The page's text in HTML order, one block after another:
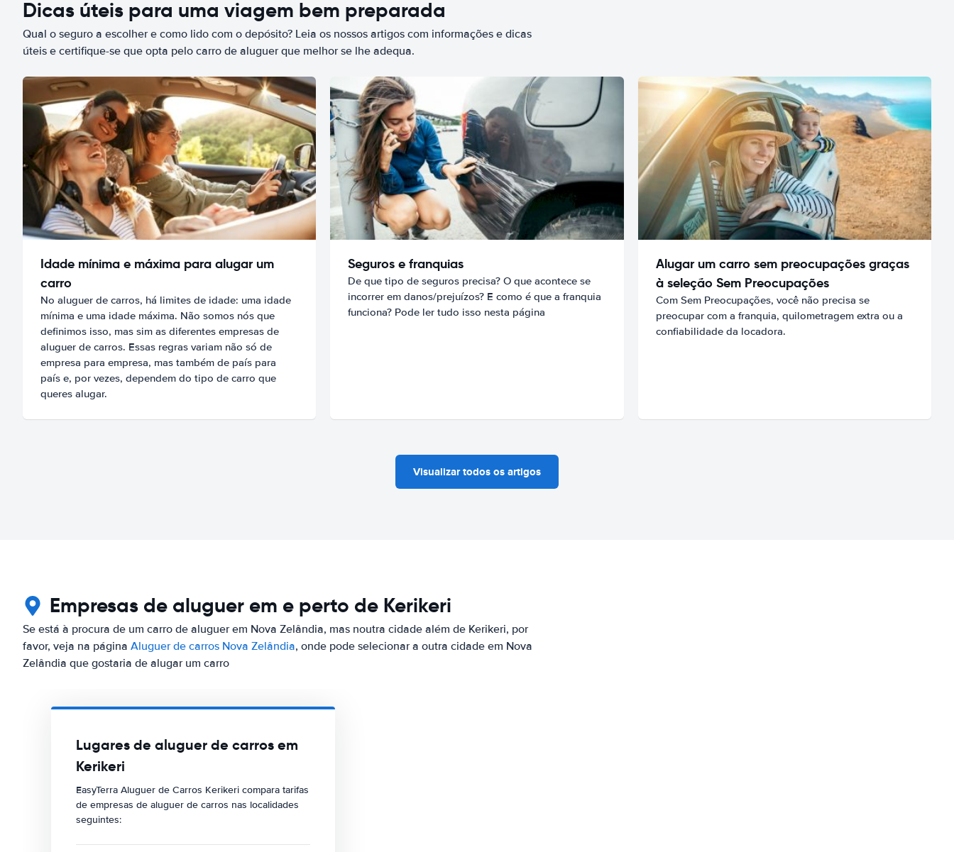
Dicas úteis para uma viagem bem preparada
Qual o seguro a escolher e como lido com o depósito? Leia os nossos artigos com informações e dicas
úteis e certifique-se que opta pelo carro de aluguer que melhor se lhe adequa.
Idade mínima e máxima para alugar um
carro
No aluguer de carros, há limites de idade: uma idade
mínima e uma idade máxima. Não somos nós que
definimos isso, mas sim as diferentes empresas de
aluguer de carros. Essas regras variam não só de
empresa para empresa, mas também de país para
país e, por vezes, dependem do tipo de carro que
queres alugar.
Seguros e franquias
De que tipo de seguros precisa? O que acontece se
incorrer em danos/prejuízos? E como é que a franquia
funciona? Pode ler tudo isso nesta página
Alugar um carro sem preocupações graças
à seleção Sem Preocupações
Com Sem Preocupações, você não precisa se
preocupar com a franquia, quilometragem extra ou a
confiabilidade da locadora.
Visualizar todos os artigos
Empresas de aluguer em e perto de Kerikeri
Se está à procura de um carro de aluguer em Nova Zelândia, mas noutra cidade além de Kerikeri, por
favor, veja na página Aluguer de carros Nova Zelândia, onde pode selecionar a outra cidade em Nova
Zelândia que gostaria de alugar um carro
Lugares de aluguer de carros em
Kerikeri
EasyTerra Aluguer de Carros Kerikeri compara tarifas
de empresas de aluguer de carros nas localidades
seguintes: